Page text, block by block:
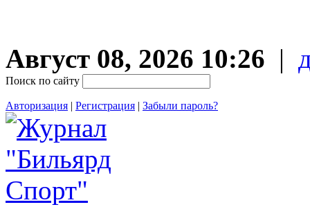
Август 08, 2026 10:26 |
Поиск по сайту
Авторизация | Регистрация | Забыли пароль?